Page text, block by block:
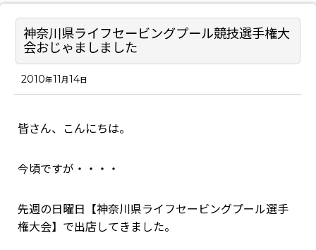
神奈川県ライフセービングプール競技選手権大
会おじゃましました
2010年11月14日
皆さん、こんにちは。
今頃ですが・・・・
先週の日曜日【神奈川県ライフセービングプール選手
権大会】で出店してきました。